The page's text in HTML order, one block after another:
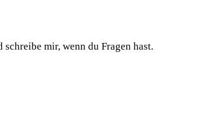
mir, wenn du Fragen hast.